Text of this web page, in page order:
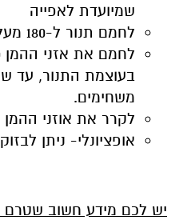
שמיועדת לאפייה
לחמם תנור ל-180 מעלות
בעוצמת התנור, עד
משחימים.
לקרר את אוזני
אופציונלי- ניתן
יש לכם מידע חשוב שטרם